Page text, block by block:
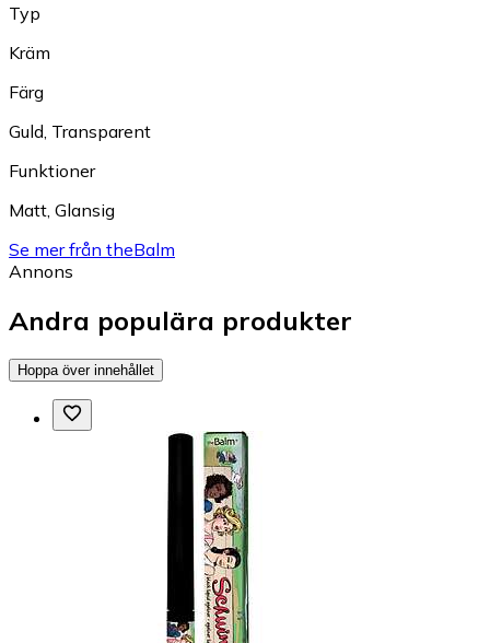
Typ
Kräm
Färg
Guld Transparent
Funktioner
Matt Glansig
Se mer från theBalm
Annons
Andra populära produkter
Hoppa över innehållet